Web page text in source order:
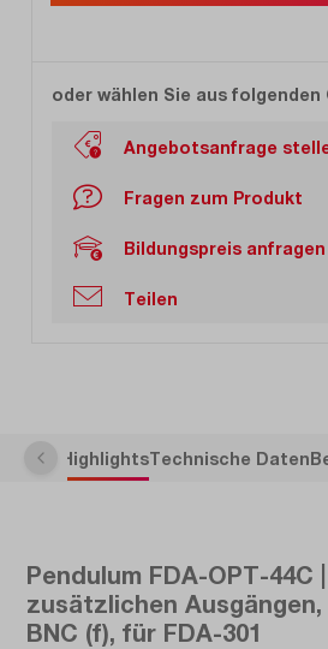
oder wählen Sie aus folgenden
Angebotsanfrage
Fragen zum Produkt
Bildungspreis anfragen
Teilen
HighlightsTechnische Daten
Pendulum FDA-OPT-44C
zusätzlichen Ausgängen,
BNC (f), für FDA-301